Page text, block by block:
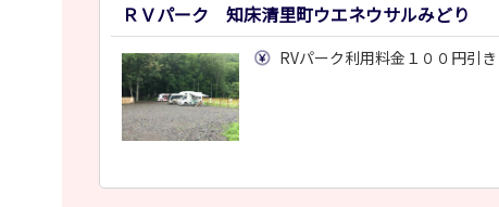
ＲＶパーク 知床清里町ウエネウサルみどり
RVパーク利用料金１００円引き